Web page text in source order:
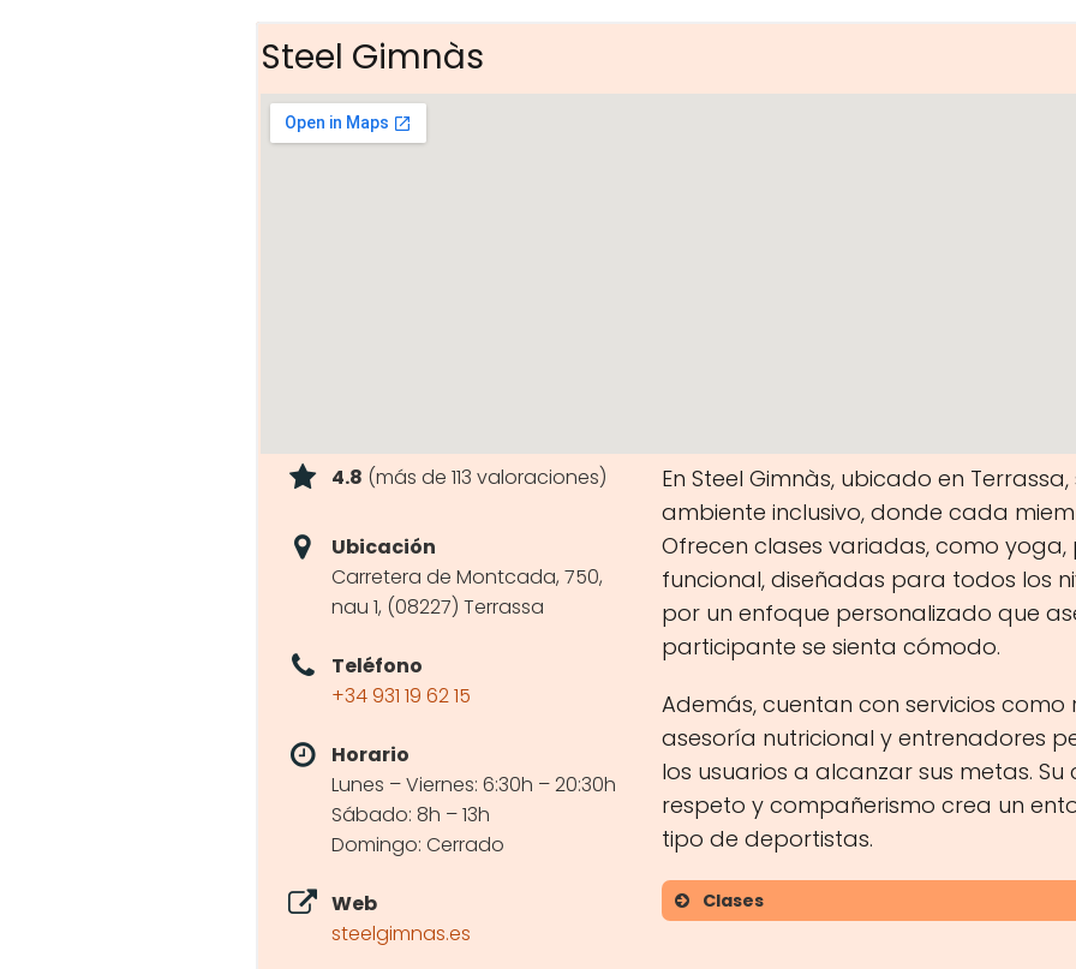
Steel Gimnàs
4.8 (más de 113 valoraciones)
Ubicación
Carretera de Montcada, 750,
nau 1, (08227) Terrassa
Teléfono
+34 931 19 62 15
Horario
Lunes – Viernes: 6:30h – 20:30h
Sábado: 8h – 13h
Domingo: Cerrado
Web
steelgimnas.es
En Steel Gimnàs, ubicado en
ambiente inclusivo, donde cada
Ofrecen clases variadas, como
funcional, diseñadas para todos los
por un enfoque personalizado que
participante se sienta cómodo.
Además, cuentan con servicios como
asesoría nutricional y entrenadores
los usuarios a alcanzar sus metas.
respeto y compañerismo crea un
tipo de deportistas.
Clases